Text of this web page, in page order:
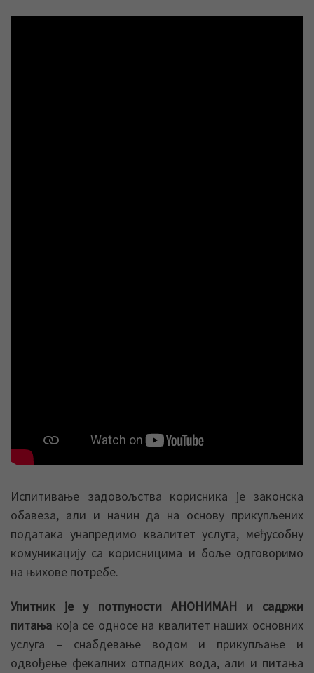
Испитивање задовољства корисника је законска
обавеза, али и начин да на основу прикупљених
података унапредимо квалитет услуга, међусобну
комуникацију са корисницима и боље одговоримо
на њихове потребе.
Упитник је у потпуности АНОНИМАН и садржи
питања која се односе на квалитет наших основних
услуга – снабдевање водом и прикупљање и
одвођење фекалних отпадних вода, али и питања